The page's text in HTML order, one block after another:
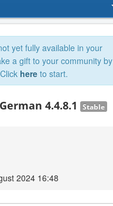
yet fully available in your
a gift to your community by
here to start.
4.4.8.1 Stable
2024 16:48